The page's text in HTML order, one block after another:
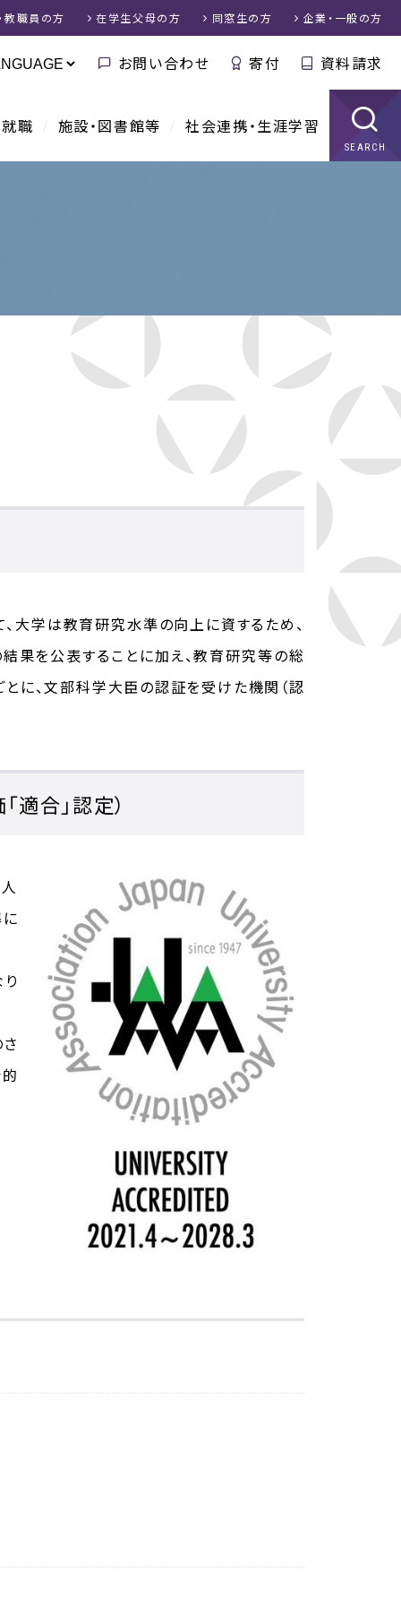
職 施設・図書館等 社会連携・生涯学習
SEARCH
教職員 の方 在学生父母の方 同窓生の方 企業・一般の方
お問い合わせ 寄付 資料請求
学は教育研究水準の向上に資するため、
果を公表することに加え、教育研究等の総
に、文部科学大臣の認証を受けた機関（認
合」認定）